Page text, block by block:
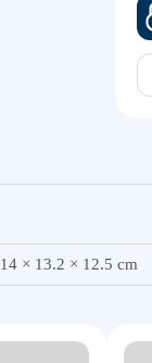
14 × 13.2 × 12.5 cm